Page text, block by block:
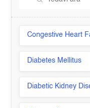
Congestive Heart
Diabetes Mellitus
Diabetic Kidney